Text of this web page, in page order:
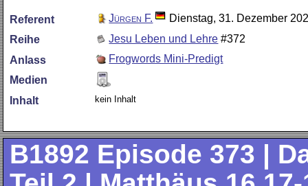
Referent Jürgen F.
Dienstag, 31. Dezember
Reihe
Jesu Leben und Lehre #372
Anlass
Frogwords Mini-Predigt
Medien
Inhalt
kein Inhalt
B1892 Episode 373 |